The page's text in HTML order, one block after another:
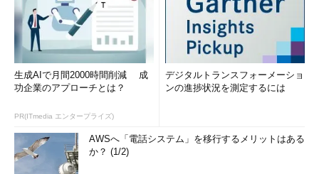
「
properties.outputs.definedRoleId.value」に記載の
GUID（以下、「
」）をメモしておく。これは後ほど
Automationアカウントをデプロイする際に指定する必要があ
生成AIで月間2000時間削減 成
功企業のアプローチとは？
PR(ITmedia エンタープライズ)
デジタルトランスフォーメーショ
ンの進捗状況を測定するには
AWSへ「電話システム」を移行するメリットはある
か？ (1/2)